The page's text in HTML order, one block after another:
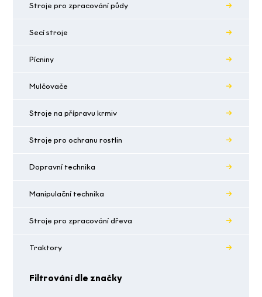
Stroje pro zpracování půdy
Secí stroje
Pícniny
Mulčovače
Stroje na přípravu krmiv
Stroje pro ochranu rostlin
Dopravní technika
Manipulační technika
Stroje pro zpracování dřeva
Traktory
Filtrování dle značky